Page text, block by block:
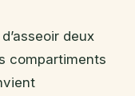
deux
compartiments